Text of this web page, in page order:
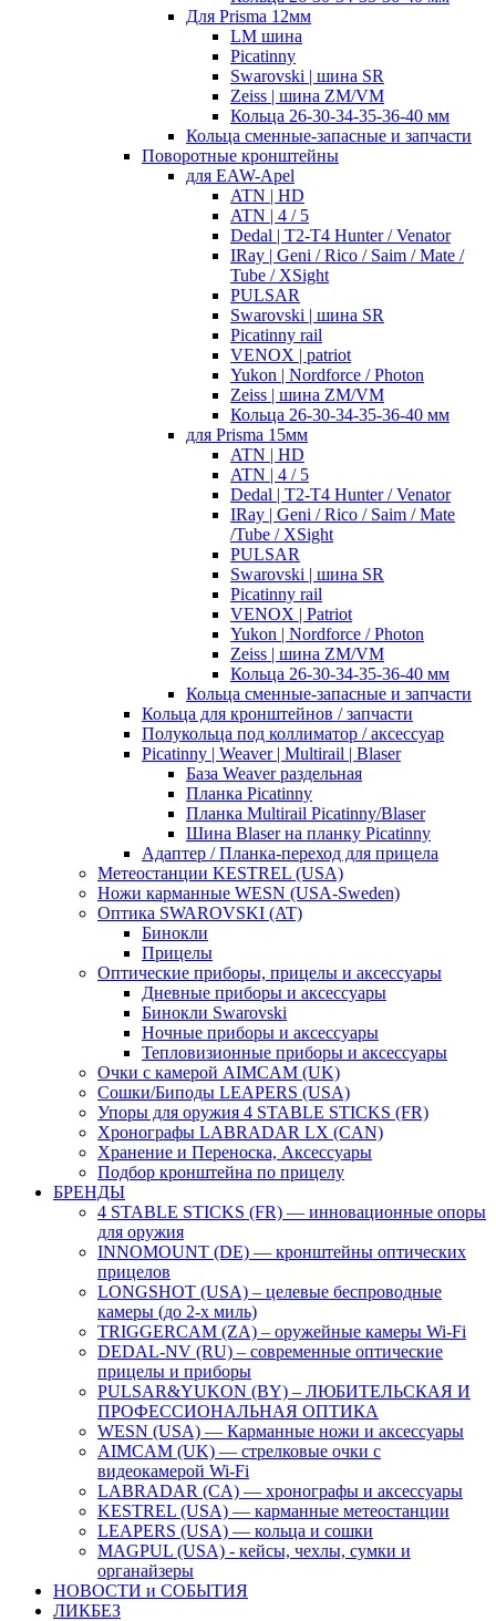
Для Prisma 12мм
LM шина
Picatinny
Swarovski | шина SR
Zeiss | шина ZM/VM
Кольца 26-30-34-35-36-40 мм
Кольца сменные-запасные и запчасти
Поворотные кронштейны
для EAW-Apel
ATN | HD
ATN | 4 / 5
Dedal | T2-T4 Hunter / Venator
IRay | Geni / Rico / Saim / Mate /
Tube / XSight
PULSAR
Swarovski | шина SR
Picatinny rail
VENOX | patriot
Yukon | Nordforce / Photon
Zeiss | шина ZM/VM
Кольца 26-30-34-35-36-40 мм
для Prisma 15мм
ATN | HD
ATN | 4 / 5
Dedal | T2-T4 Hunter / Venator
IRay | Geni / Rico / Saim / Mate
/Tube / XSight
PULSAR
Swarovski | шина SR
Picatinny rail
VENOX | Patriot
Yukon | Nordforce / Photon
Zeiss | шина ZM/VM
Кольца 26-30-34-35-36-40 мм
Кольца сменные-запасные и запчасти
Кольца для кронштейнов / запчасти
Полукольца под коллиматор / аксессуар
Picatinny | Weaver | Multirail | Blaser
База Weaver раздельная
Планка Picatinny
Планка Multirail Picatinny/Blaser
Шина Blaser на планку Picatinny
Адаптер / Планка-переход для прицела
Метеостанции KESTREL (USA)
Ножи карманные WESN (USA-Sweden)
Оптика SWAROVSKI (AT)
Бинокли
Прицелы
Оптические приборы, прицелы и аксессуары
Дневные приборы и аксессуары
Бинокли Swarovski
Ночные приборы и аксессуары
Тепловизионные приборы и аксессуары
Очки с камерой AIMCAM (UK)
Сошки/Биподы LEAPERS (USA)
Упоры для оружия 4 STABLE STICKS (FR)
Хронографы LABRADAR LX (CAN)
Хранение и Переноска, Аксессуары
Подбор кронштейна по прицелу
БРЕНДЫ
4 STABLE STICKS (FR) — инновационные опоры
для оружия
INNOMOUNT (DE) — кронштейны оптических
прицелов
LONGSHOT (USA) – целевые беспроводные
камеры (до 2-х миль)
TRIGGERCAM (ZA) – оружейные камеры Wi-Fi
DEDAL-NV (RU) – современные оптические
прицелы и приборы
PULSAR&YUKON (BY) – ЛЮБИТЕЛЬСКАЯ И
ПРОФЕССИОНАЛЬНАЯ ОПТИКА
WESN (USA) — Карманные ножи и аксессуары
AIMCAM (UK) — стрелковые очки с
видеокамерой Wi-Fi
LABRADAR (CA) — хронографы и аксессуары
KESTREL (USA) — карманные метеостанции
LEAPERS (USA) — кольца и сошки
MAGPUL (USA) - кейсы, чехлы, сумки и
органайзеры
НОВОСТИ и СОБЫТИЯ
ЛИКБЕЗ